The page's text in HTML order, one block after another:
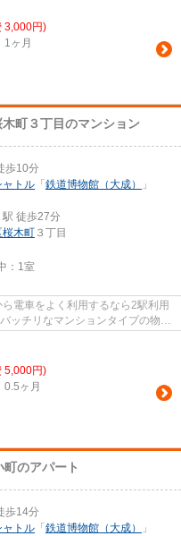
3,000円)
1ヶ月
町３丁目のマンション
歩10分
ャトル 「 鉄道博物館（大成）
」
駅 徒歩27分
桜木町 ３丁目
： 1室
電車をよく利用するなら2駅利用
ッチリなマンションタイプの物件
5,000円)
0.5ヶ月
のアパート
歩14分
ャトル 「 鉄道博物館（大成）
」